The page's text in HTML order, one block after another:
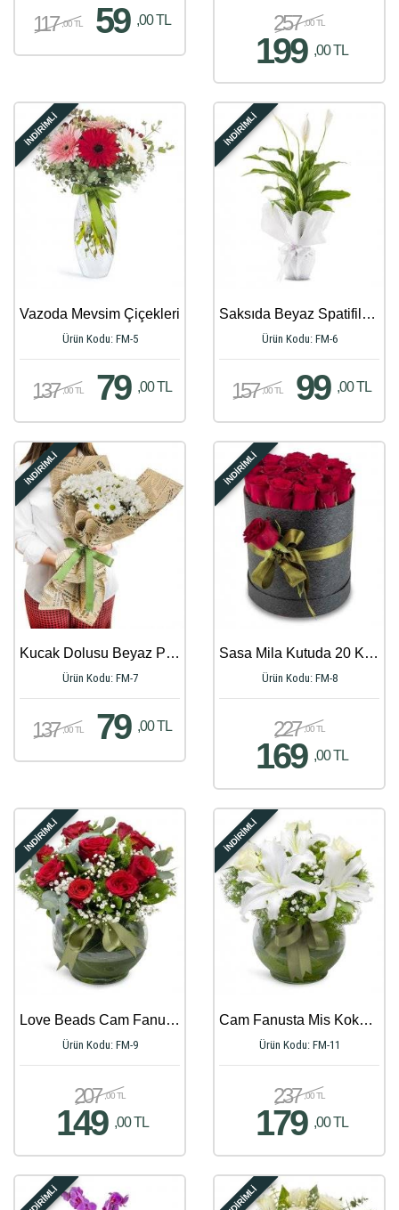
117 ,00 TL 59 ,00 TL 257 ,00 TL
199 ,00 TL
İNDİRİMLİ
Vazoda Mevsim Çiçekleri
Ürün Kodu: FM-5
137 ,00 TL 79 ,00 TL
İNDİRİMLİ
Saksıda Beyaz Spatifilyum Çiçeği
Ürün Kodu: FM-6
157 ,00 TL 99 ,00 TL
İNDİRİMLİ
Kucak Dolusu Beyaz Papatya Buketi
Ürün Kodu: FM-7
137 ,00 TL 79 ,00 TL
İNDİRİMLİ
Sasa Mila Kutuda 20 Kırmızı Güller
Ürün Kodu: FM-8
227 ,00 TL
169 ,00 TL
İNDİRİMLİ
Love Beads Cam Fanus 9 Kırmızı Gül
Ürün Kodu: FM-9
207 ,00 TL
149 ,00 TL
İNDİRİMLİ
Cam Fanusta Mis Kokulu Lilyum ve Güller
Ürün Kodu: FM-11
237 ,00 TL
179 ,00 TL
İNDİRİMLİ İNDİRİMLİ